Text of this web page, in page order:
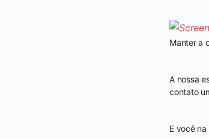
Manter a
A nossa
contato
E você